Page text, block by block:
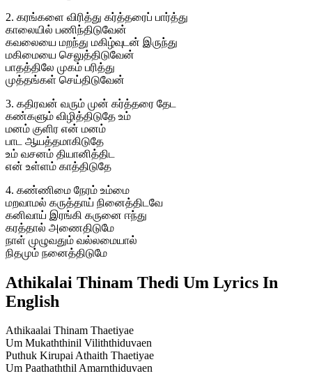
2. கரங்களை விரித்து கர்த்தரைப் பார்த்து
காலையில் பணிந்திடுவேன்
கவலையை மறந்து மகிழ்வுடன் இருந்து
மகிமையை செலுத்திடுவேன்
பாதத்திலே முகம் பரித்து
முத்தங்கள் செய்திடுவேன்
3. கதிரவன் வரும் முன் கர்த்தரை தேட
கண்களும் விழித்திடுதே உம்
மனம் குளிர என் மனம்
பாட ஆயத்தமாகிடுதே
உம் வசனம் தியானித்திட
என் உள்ளம் காத்திடுதே
4. கண்ணிமை நேரம் உம்மை
மறவாமல் கருத்தாய் நினைத்திடவே
கனிவாய் இரங்கி கருனை ஈந்து
கரத்தால் அணைதிடுமே
நாள் முழுவதும் வல்லமையால்
நிதமும் நனைத்திடுமே
Athikalai Thinam Thedi Um Lyrics In
English
Athikaalai Thinam Thaetiyae
Um Mukaththinil Viliththiduvaen
Puthuk Kirupai Athaith Thaetiyae
Um Paathaththil Amarnthiduvaen